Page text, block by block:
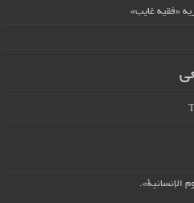
«فقیه غایب»
الإنسانية».